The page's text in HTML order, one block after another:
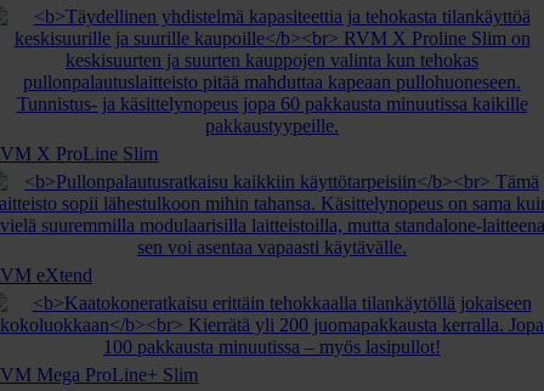
X ProLine Slim
eXtend
Mega ProLine+ Slim